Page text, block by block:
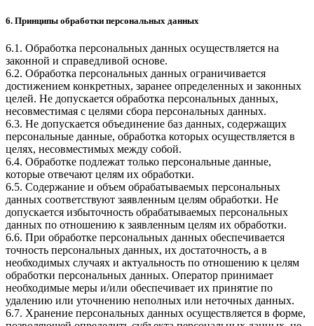
6. Принципы обработки персональных данных
6.1. Обработка персональных данных осуществляется на
законной и справедливой основе.
6.2. Обработка персональных данных ограничивается
достижением конкретных, заранее определенных и законных
целей. Не допускается обработка персональных данных,
несовместимая с целями сбора персональных данных.
6.3. Не допускается объединение баз данных, содержащих
персональные данные, обработка которых осуществляется в
целях, несовместимых между собой.
6.4. Обработке подлежат только персональные данные,
которые отвечают целям их обработки.
6.5. Содержание и объем обрабатываемых персональных
данных соответствуют заявленным целям обработки. Не
допускается избыточность обрабатываемых персональных
данных по отношению к заявленным целям их обработки.
6.6. При обработке персональных данных обеспечивается
точность персональных данных, их достаточность, а в
необходимых случаях и актуальность по отношению к целям
обработки персональных данных. Оператор принимает
необходимые меры и/или обеспечивает их принятие по
удалению или уточнению неполных или неточных данных.
6.7. Хранение персональных данных осуществляется в форме,